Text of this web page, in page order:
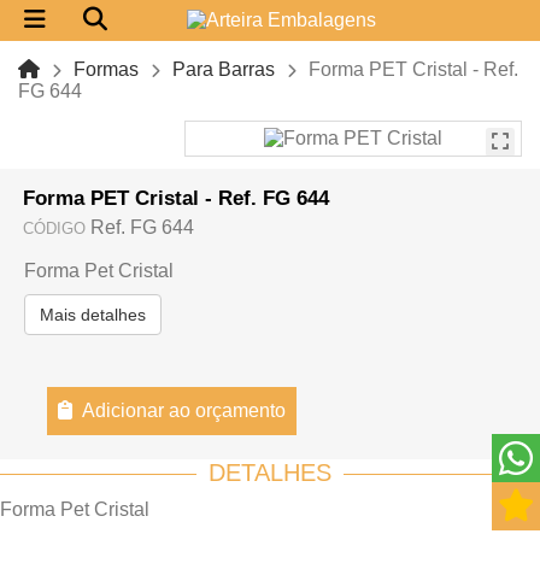
Formas Para Barras
Forma PET Cristal - Ref.
FG 644
Forma PET Cristal - Ref. FG 644
CÓDIGO Ref. FG 644
Forma Pet Cristal
Mais detalhes
Adicionar ao orçamento
DETALHES
Forma Pet Cristal